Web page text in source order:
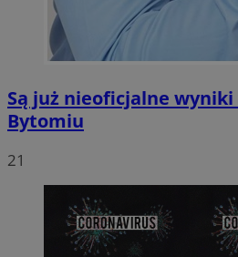
Są już nieoficjalne
Bytomiu
21